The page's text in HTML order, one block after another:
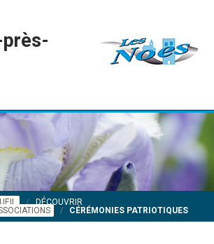
DÉCOUVRIR
CÉRÉMONIES PATRIOTIQUES